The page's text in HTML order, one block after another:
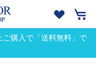
購入で「送料無料」で